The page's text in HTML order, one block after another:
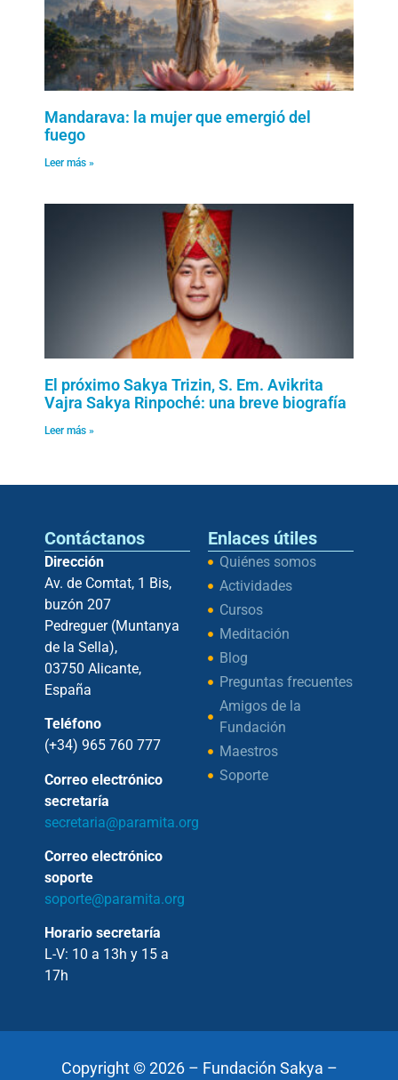
Mandarava: la mujer que emergió del
fuego
Leer más »
El próximo Sakya Trizin, S. Em. Avikrita
Vajra Sakya Rinpoché: una breve biografía
Leer más »
Contáctanos
Dirección
Av. de Comtat, 1 Bis,
buzón 207
Pedreguer (Muntanya
de la Sella),
03750 Alicante,
España
Teléfono
(+34) 965 760 777
Correo electrónico
secretaría
secretaria@paramita.org
Correo electrónico
soporte
soporte@paramita.org
Horario secretaría
L-V: 10 a 13h y 15 a
17h
Enlaces útiles
Quiénes somos
Actividades
Cursos
Meditación
Blog
Preguntas frecuentes
Amigos de la
Fundación
Maestros
Soporte
Copyright © 2026 – Fundación Sakya –